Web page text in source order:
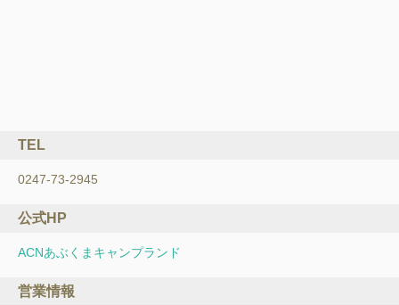
TEL
0247-73-2945
公式HP
ACNあぶくまキャンプランド
営業情報